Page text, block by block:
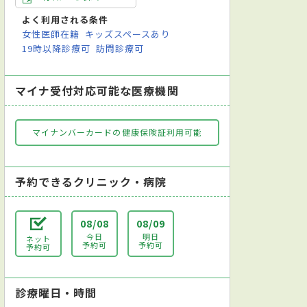
よく利用される条件
女性医師在籍 キッズスペースあり
19時以降診療可 訪問診療可
マイナ受付対応可能な医療機関
マイナンバーカードの健康保険証利用可能
予約できるクリニック・病院
ネット
予約可
08/08
今日
予約可
08/09
明日
予約可
診療曜日・時間